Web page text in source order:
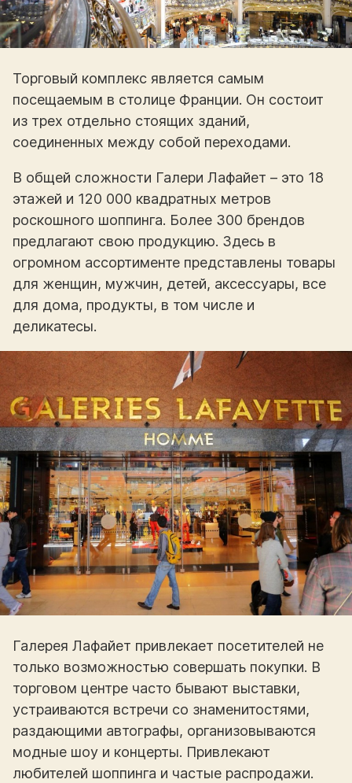
Торговый комплекс является самым
посещаемым в столице Франции. Он состоит
из трех отдельно стоящих зданий,
соединенных между собой переходами.
В общей сложности Галери Лафайет – это 18
этажей и 120 000 квадратных метров
роскошного шоппинга. Более 300 брендов
предлагают свою продукцию. Здесь в
огромном ассортименте представлены товары
для женщин, мужчин, детей, аксессуары, все
для дома, продукты, в том числе и
деликатесы.
Галерея Лафайет привлекает посетителей не
только возможностью совершать покупки. В
торговом центре часто бывают выставки,
устраиваются встречи со знаменитостями,
раздающими автографы, организовываются
модные шоу и концерты. Привлекают
любителей шоппинга и частые распродажи.